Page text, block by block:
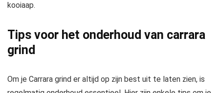
kooiaap.
Tips voor het onderhoud van carrara
grind
Om je Carrara grind er altijd op zijn best uit te laten zien, is